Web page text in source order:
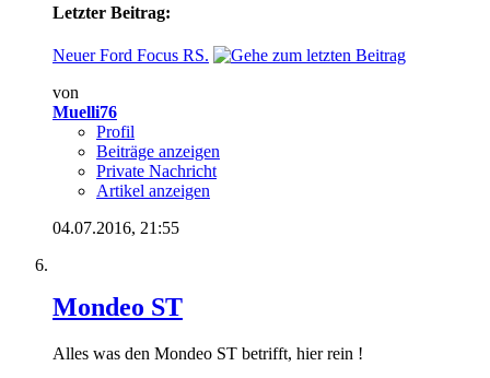
Letzter Beitrag:
Neuer Ford Focus RS.
von
Muelli76
Profil
Beiträge anzeigen
Private Nachricht
Artikel anzeigen
04.07.2016, 21:55
Mondeo ST
Alles was den Mondeo ST betrifft, hier rein !